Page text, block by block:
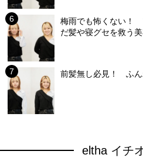
梅雨でも怖くない！
だ髪や寝グセを救う
前髪無し必見！ ふん
eltha イチ